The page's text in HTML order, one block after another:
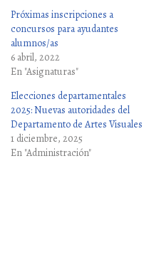
Próximas inscripciones a
concursos para ayudantes
alumnos/as
6 abril, 2022
En "Asignaturas"
Elecciones departamentales
2025: Nuevas autoridades del
Departamento de Artes Visuales
1 diciembre, 2025
En "Administración"